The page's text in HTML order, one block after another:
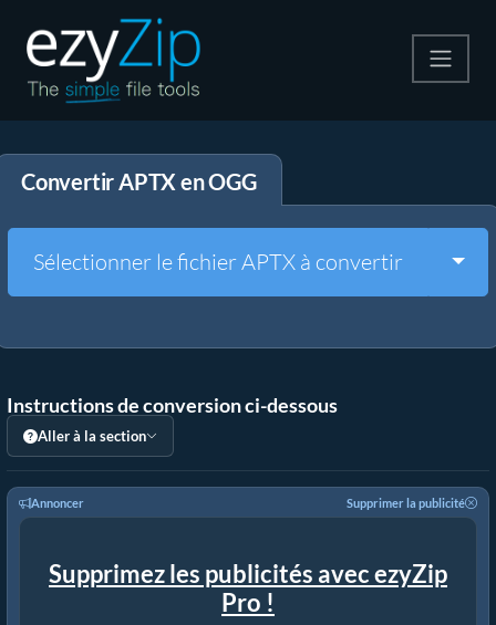
Décompresser
Autres outils
Convertir APTX en OGG
Sélectionner le fichier APTX à convertir
Instructions de conversion ci-dessous
Aller à la section
Annoncer Supprimer la publicité
Supprimez les publicités avec ezyZip
Pro !